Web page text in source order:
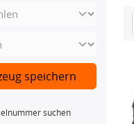
speichern
suchen